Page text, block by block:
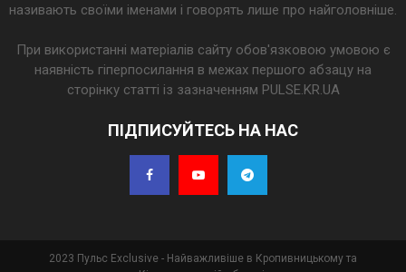
називають своїми іменами і говорять лише про найголовніше.
При використанні матеріалів сайту обов'язковою умовою є
наявність гіперпосилання в межах першого абзацу на
сторінку статті із зазначенням PULSE.KR.UA
ПІДПИСУЙТЕСЬ НА НАС
2023 Пульс Exclusive - Найважливіше в Кропивницькому та